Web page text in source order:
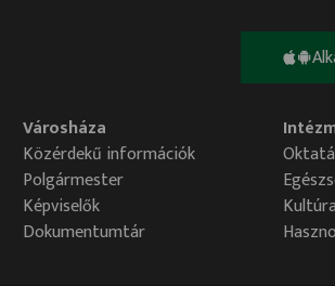
Városháza
Közérdekű információk
Polgármester
Képviselők
Dokumentumtár